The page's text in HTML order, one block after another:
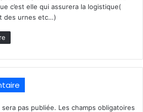
c’est elle qui assurera la logistique(
des urnes etc…)
pas publiée. Les champs obligatoires